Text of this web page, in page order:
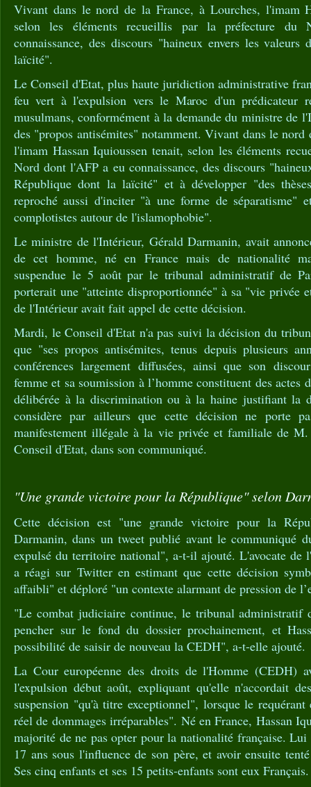
Vivant dans le nord de la France, à Lourches, l'imam
selon les éléments recueillis par la préfecture
connaissance, des discours "haineux envers les
laïcité".
Le Conseil d'Etat, plus haute juridiction administrative
feu vert à l'expulsion vers le Maroc d'un prédicateur
musulmans, conformément à la demande du ministre de
des "propos antisémites" notamment. Vivant dans le nord
l'imam Hassan Iquioussen tenait, selon les éléments
Nord dont l'AFP a eu connaissance, des discours
République dont la laïcité" et à développer "des
reproché aussi d'inciter "à une forme de séparatisme"
complotistes autour de l'islamophobie".
Le ministre de l'Intérieur, Gérald Darmanin, avait
de cet homme, né en France mais de nationalité
suspendue le 5 août par le tribunal administratif de
porterait une "atteinte disproportionnée" à sa "vie privée
de l'Intérieur avait fait appel de cette décision.
Mardi, le Conseil d'Etat n'a pas suivi la décision du
que "ses propos antisémites, tenus depuis plusieurs
conférences largement diffusées, ainsi que son
femme et sa soumission à l’homme constituent des actes
délibérée à la discrimination ou à la haine justifiant la
considère par ailleurs que cette décision ne porte
manifestement illégale à la vie privée et familiale de
Conseil d'Etat, dans son communiqué.
"Une grande victoire pour la République" selon
Cette décision est "une grande victoire pour la
Darmanin, dans un tweet publié avant le communiqué
expulsé du territoire national", a-t-il ajouté. L'avocate
a réagi sur Twitter en estimant que cette décision
affaibli" et déploré "un contexte alarmant de pression de
"Le combat judiciaire continue, le tribunal administratif
pencher sur le fond du dossier prochainement, et
possibilité de saisir de nouveau la CEDH", a-t-elle ajouté.
La Cour européenne des droits de l'Homme (CEDH)
l'expulsion début août, expliquant qu'elle n'accordait
suspension "qu'à titre exceptionnel", lorsque le
réel de dommages irréparables". Né en France, Hassan
majorité de ne pas opter pour la nationalité française.
17 ans sous l'influence de son père, et avoir ensuite
Ses cinq enfants et ses 15 petits-enfants sont eux Français.